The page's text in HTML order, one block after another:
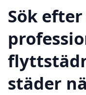
Sök
städer